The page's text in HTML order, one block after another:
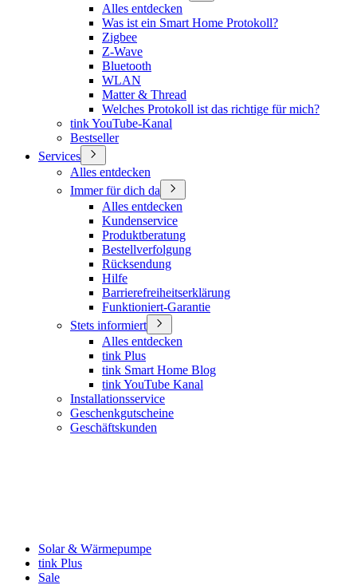
Alles entdecken
Was ist ein Smart Home Protokoll?
Zigbee
Z-Wave
Bluetooth
WLAN
Matter & Thread
Welches Protokoll ist das richtige für mich?
tink YouTube-Kanal
Bestseller
Services
Alles entdecken
Immer für dich da
Alles entdecken
Kundenservice
Produktberatung
Bestellverfolgung
Rücksendung
Hilfe
Barrierefreiheitserklärung
Funktioniert-Garantie
Stets informiert
Alles entdecken
tink Plus
tink Smart Home Blog
tink YouTube Kanal
Installationsservice
Geschenkgutscheine
Geschäftskunden
Solar & Wärmepumpe
tink Plus
Sale